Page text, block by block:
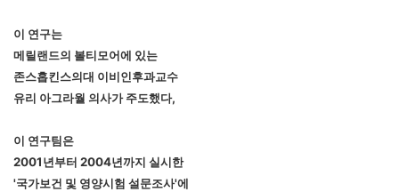
이 연구는
메릴랜드의 볼티모어에 있는
존스홉킨스의대 이비인후과교수
유리 아그라월 의사가 주도했다,
이 연구팀은
2001년부터 2004년까지 실시한
'국가보건 및 영양시험 설문조사'에